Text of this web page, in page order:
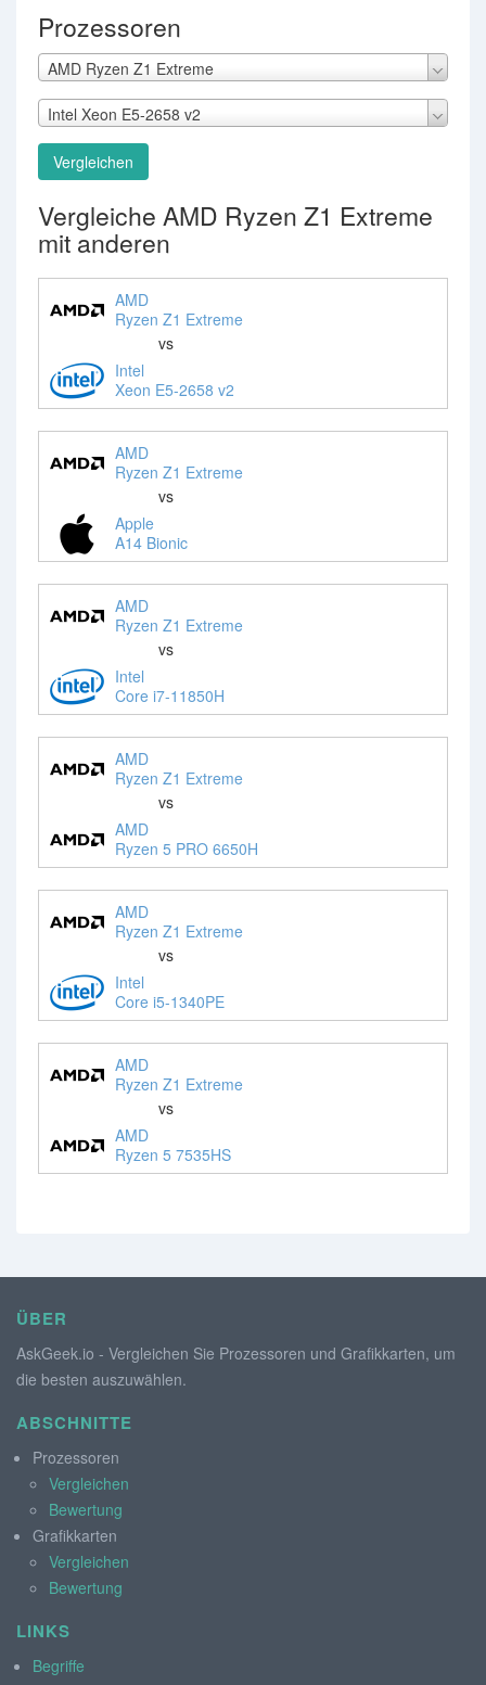
Prozessoren
AMD Ryzen Z1 Extreme
Intel Xeon E5-2658 v2
Vergleichen
Vergleiche AMD Ryzen Z1 Extreme
mit anderen
AMD
Ryzen Z1 Extreme
vs
Intel
Xeon E5-2658 v2
AMD
Ryzen Z1 Extreme
vs
Apple
A14 Bionic
AMD
Ryzen Z1 Extreme
vs
Intel
Core i7-11850H
AMD
Ryzen Z1 Extreme
vs
AMD
Ryzen 5 PRO 6650H
AMD
Ryzen Z1 Extreme
vs
Intel
Core i5-1340PE
AMD
Ryzen Z1 Extreme
vs
AMD
Ryzen 5 7535HS
ÜBER
AskGeek.io - Vergleichen Sie Prozessoren und Grafikkarten, um
die besten auszuwählen.
ABSCHNITTE
Prozessoren
Vergleichen
Bewertung
Grafikkarten
Vergleichen
Bewertung
LINKS
Begriffe